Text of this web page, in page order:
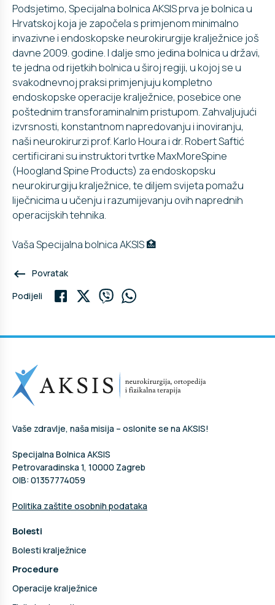
Podsjetimo, Specijalna bolnica AKSIS prva je bolnica u
Hrvatskoj koja je započela s primjenom minimalno
invazivne i endoskopske neurokirurgije kralježnice još
davne 2009. godine. I dalje smo jedina bolnica u državi,
te jedna od rijetkih bolnica u široj regiji, u kojoj se u
svakodnevnoj praksi primjenjuju kompletno
endoskopske operacije kralježnice, posebice one
poštednim transforaminalnim pristupom. Zahvaljujući
izvrsnosti, konstantnom napredovanju i inoviranju,
naši neurokirurzi prof. Karlo Houra i dr. Robert Saftić
certificirani su instruktori tvrtke MaxMoreSpine
(Hoogland Spine Products) za endoskopsku
neurokirurgiju kralježnice, te diljem svijeta pomažu
liječnicima u učenju i razumijevanju ovih naprednih
operacijskih tehnika.
Vaša Specijalna bolnica AKSIS 🏥
keyboard_backspace Povratak
Podijeli
Vaše zdravlje, naša misija – oslonite se na AKSIS!
Specijalna Bolnica AKSIS
Petrovaradinska 1, 10000 Zagreb
OIB: 01357774059
Politika zaštite osobnih podataka
Bolesti
Bolesti kralježnice
Procedure
Operacije kralježnice